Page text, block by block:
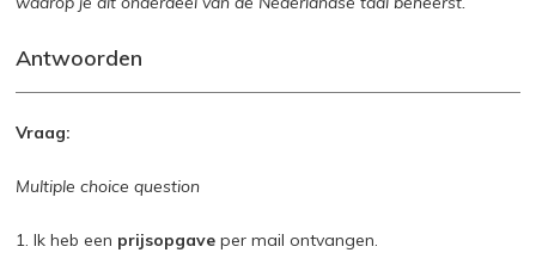
Antwoorden
Vraag:
Multiple choice question
1. Ik heb een prijsopgave per mail ontvangen.